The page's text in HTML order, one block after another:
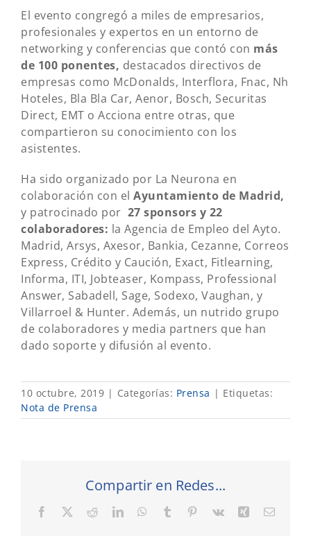
El evento congregó a miles de empresarios,
profesionales y expertos en un entorno de
networking y conferencias que contó con más
de 100 ponentes, destacados directivos de
empresas como McDonalds, Interflora, Fnac, Nh
Hoteles, Bla Bla Car, Aenor, Bosch, Securitas
Direct, EMT o Acciona entre otras, que
compartieron su conocimiento con los
asistentes.
Ha sido organizado por La Neurona en
colaboración con el Ayuntamiento de Madrid,
y patrocinado por 27 sponsors y 22
colaboradores: la Agencia de Empleo del Ayto.
Madrid, Arsys, Axesor, Bankia, Cezanne, Correos
Express, Crédito y Caución, Exact, Fitlearning,
Informa, ITI, Jobteaser, Kompass, Professional
Answer, Sabadell, Sage, Sodexo, Vaughan, y
Villarroel & Hunter. Además, un nutrido grupo
de colaboradores y media partners que han
dado soporte y difusión al evento.
10 octubre, 2019 | Categorías: Prensa | Etiquetas:
Nota de Prensa
Compartir en Redes...
Facebook RedditLinkedInWhatsApp
Tumblr Pinterest
Vk XingCorreo